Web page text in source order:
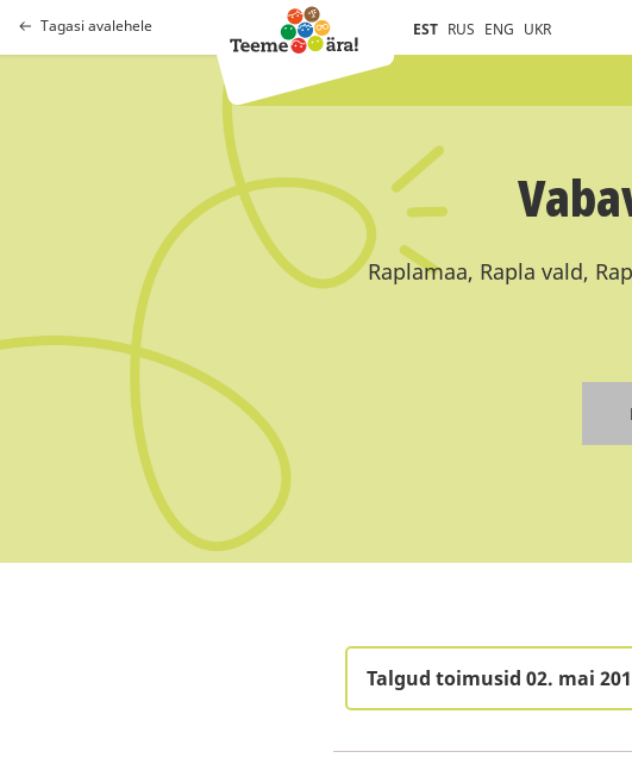
Tagasi avalehele EST RUS ENG UKR
Raplamaa, Rapla vald,
Talgud toimusid 02. mai